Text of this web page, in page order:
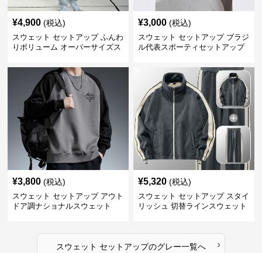
¥4,900 (税込)
スウェット セットアップ ふんわ
りボリューム オーバーサイズス
¥3,000 (税込)
スウェット セットアップ ブラジ
ル代表スポーティセットアップ
¥3,800 (税込)
スウェット セットアップ アウト
ドア調ナショナルスウェット
¥5,320 (税込)
スウェット セットアップ スタイ
リッシュ 切替ラインスウェット
スウェット セットアップのグレー一覧へ ›